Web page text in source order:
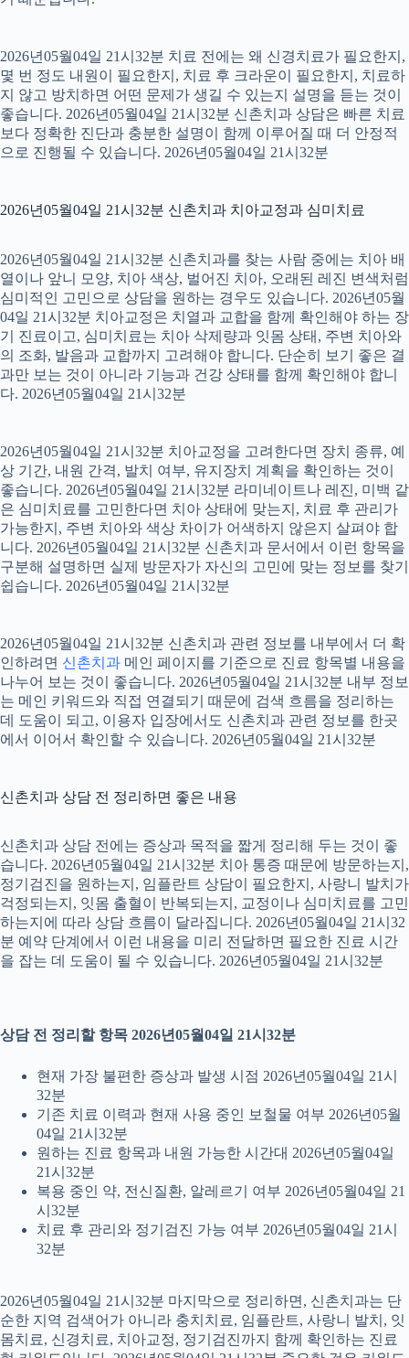
2026년05월04일 21시32분 치료 전에는 왜 신경치료가 필요한지,
몇 번 정도 내원이 필요한지, 치료 후 크라운이 필요한지, 치료하
지 않고 방치하면 어떤 문제가 생길 수 있는지 설명을 듣는 것이
좋습니다. 2026년05월04일 21시32분 신촌치과 상담은 빠른 치료
보다 정확한 진단과 충분한 설명이 함께 이루어질 때 더 안정적
으로 진행될 수 있습니다. 2026년05월04일 21시32분
2026년05월04일 21시32분 신촌치과 치아교정과 심미치료
2026년05월04일 21시32분 신촌치과를 찾는 사람 중에는 치아 배
열이나 앞니 모양, 치아 색상, 벌어진 치아, 오래된 레진 변색처럼
심미적인 고민으로 상담을 원하는 경우도 있습니다. 2026년05월
04일 21시32분 치아교정은 치열과 교합을 함께 확인해야 하는 장
기 진료이고, 심미치료는 치아 삭제량과 잇몸 상태, 주변 치아와
의 조화, 발음과 교합까지 고려해야 합니다. 단순히 보기 좋은 결
과만 보는 것이 아니라 기능과 건강 상태를 함께 확인해야 합니
다. 2026년05월04일 21시32분
2026년05월04일 21시32분 치아교정을 고려한다면 장치 종류, 예
상 기간, 내원 간격, 발치 여부, 유지장치 계획을 확인하는 것이
좋습니다. 2026년05월04일 21시32분 라미네이트나 레진, 미백 같
은 심미치료를 고민한다면 치아 상태에 맞는지, 치료 후 관리가
가능한지, 주변 치아와 색상 차이가 어색하지 않은지 살펴야 합
니다. 2026년05월04일 21시32분 신촌치과 문서에서 이런 항목을
구분해 설명하면 실제 방문자가 자신의 고민에 맞는 정보를 찾기
쉽습니다. 2026년05월04일 21시32분
2026년05월04일 21시32분 신촌치과 관련 정보를 내부에서 더 확
인하려면 신촌치과 메인 페이지를 기준으로 진료 항목별 내용을
나누어 보는 것이 좋습니다. 2026년05월04일 21시32분 내부 정보
는 메인 키워드와 직접 연결되기 때문에 검색 흐름을 정리하는
데 도움이 되고, 이용자 입장에서도 신촌치과 관련 정보를 한곳
에서 이어서 확인할 수 있습니다. 2026년05월04일 21시32분
신촌치과 상담 전 정리하면 좋은 내용
신촌치과 상담 전에는 증상과 목적을 짧게 정리해 두는 것이 좋
습니다. 2026년05월04일 21시32분 치아 통증 때문에 방문하는지,
정기검진을 원하는지, 임플란트 상담이 필요한지, 사랑니 발치가
걱정되는지, 잇몸 출혈이 반복되는지, 교정이나 심미치료를 고민
하는지에 따라 상담 흐름이 달라집니다. 2026년05월04일 21시32
분 예약 단계에서 이런 내용을 미리 전달하면 필요한 진료 시간
을 잡는 데 도움이 될 수 있습니다. 2026년05월04일 21시32분
상담 전 정리할 항목 2026년05월04일 21시32분
현재 가장 불편한 증상과 발생 시점 2026년05월04일 21시
32분
기존 치료 이력과 현재 사용 중인 보철물 여부 2026년05월
04일 21시32분
원하는 진료 항목과 내원 가능한 시간대 2026년05월04일
21시32분
복용 중인 약, 전신질환, 알레르기 여부 2026년05월04일 21
시32분
치료 후 관리와 정기검진 가능 여부 2026년05월04일 21시
32분
2026년05월04일 21시32분 마지막으로 정리하면, 신촌치과는 단
순한 지역 검색어가 아니라 충치치료, 임플란트, 사랑니 발치, 잇
몸치료, 신경치료, 치아교정, 정기검진까지 함께 확인하는 진료